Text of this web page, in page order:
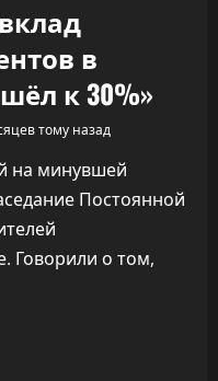
в
к 30%»
тому назад
на минувшей
Постоянной
Говорили о том,